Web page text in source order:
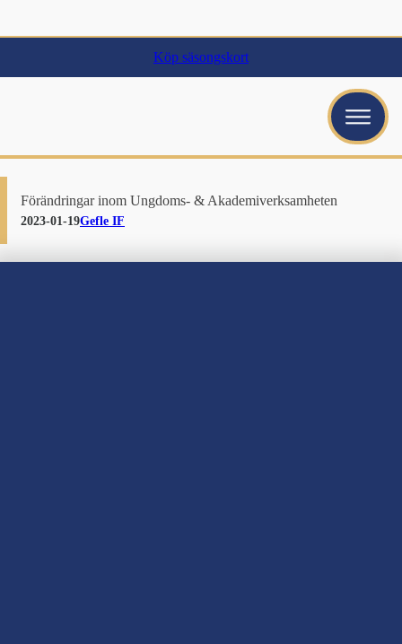
Köp säsongskort
Förändringar inom Ungdoms- & Akademiverksamheten
2023-01-19Gefle IF